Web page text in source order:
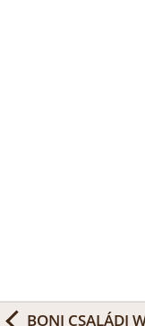
BONI CSALÁDI